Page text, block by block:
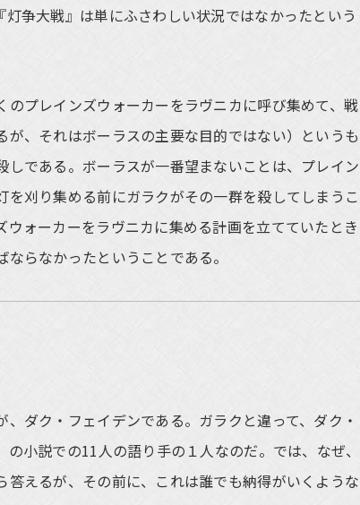
争大戦』は単にふさわしい状況ではなかったという
プレインズウォーカーをラヴニカに呼び集めて、戦
、それはボーラスの主要な目的ではない）というも
である。ボーラスが一番望まないことは、プレイン
刈り集める前にガラクがその一群を殺してしまうこ
ォーカーをラヴニカに集める計画を立てていたとき
らなかったということである。
ダク・フェイデンである。ガラクと違って、ダク・
小説での11人の語り手の１人なのだ。では、なぜ、
えるが、その前に、これは誰でも納得がいくような